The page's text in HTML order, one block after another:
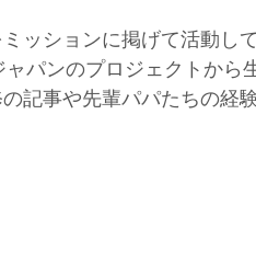
ッションに掲げて活動し
パンのプロジェクトから
記事や先輩パパたちの経